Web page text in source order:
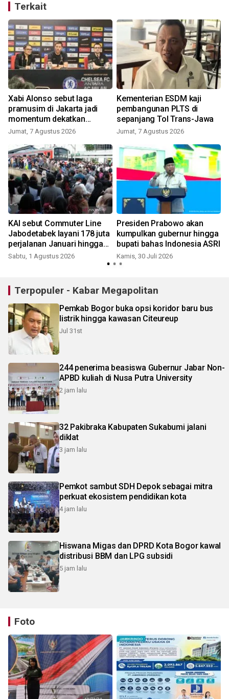
Terkait
Xabi Alonso sebut laga
pramusim di Jakarta jadi
momentum dekatkan
Chelsea dengan penggemar
Jumat, 7 Agustus 2026
Kementerian ESDM kaji
pembangunan PLTS di
sepanjang Tol Trans-Jawa
Jumat, 7 Agustus 2026
KAI sebut Commuter Line
Jabodetabek layani 178 juta
perjalanan Januari hingga
Juni 2026
Sabtu, 1 Agustus 2026
Presiden Prabowo akan
kumpulkan gubernur hingga
bupati bahas Indonesia ASRI
Kamis, 30 Juli 2026
Terpopuler - Kabar Megapolitan
Pemkab Bogor buka opsi koridor baru bus
listrik hingga kawasan Citeureup
Jul 31st
244 penerima beasiswa Gubernur Jabar Non-
APBD kuliah di Nusa Putra University
2 jam lalu
32 Pakibraka Kabupaten Sukabumi jalani
diklat
3 jam lalu
Pemkot sambut SDH Depok sebagai mitra
perkuat ekosistem pendidikan kota
4 jam lalu
Hiswana Migas dan DPRD Kota Bogor kawal
distribusi BBM dan LPG subsidi
5 jam lalu
Foto